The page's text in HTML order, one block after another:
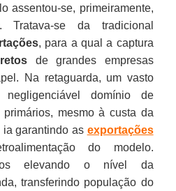
assentou-se, primeiramente,
Tratava-se da tradicional
, para a qual a captura
de grandes empresas
Na retaguarda, um vasto
domínio de
mesmo à custa da
garantindo as exportações
do modelo.
elevando o nível da
transferindo população do